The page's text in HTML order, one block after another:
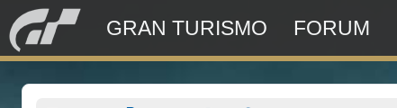
GRAN TURISMO FORUM